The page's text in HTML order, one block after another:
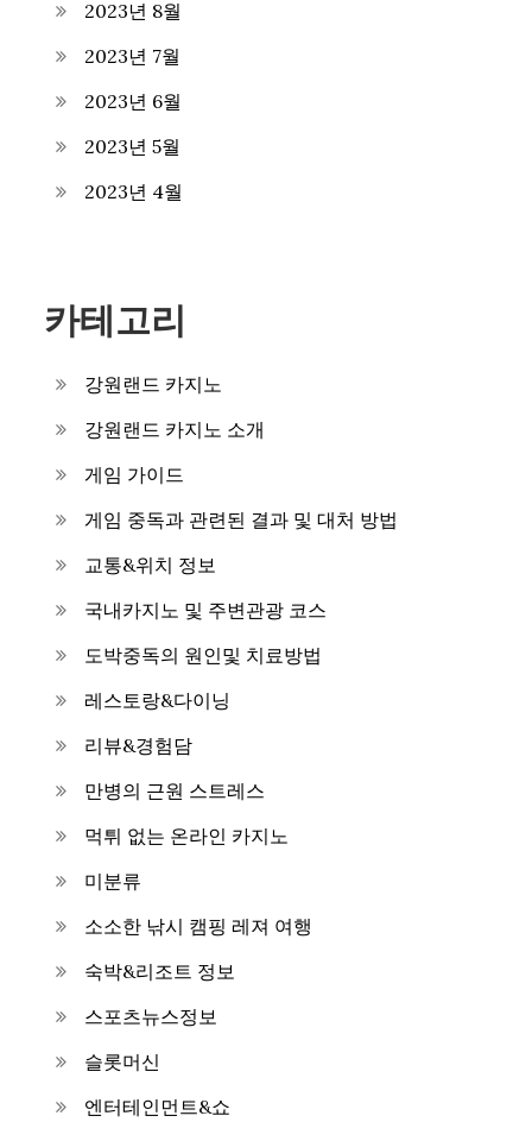
2023년 8월
2023년 7월
2023년 6월
2023년 5월
2023년 4월
카테고리
강원랜드 카지노
강원랜드 카지노 소개
게임 가이드
게임 중독과 관련된 결과 및 대처 방법
교통&위치 정보
국내카지노 및 주변관광 코스
도박중독의 원인및 치료방법
레스토랑&다이닝
리뷰&경험담
만병의 근원 스트레스
먹튀 없는 온라인 카지노
미분류
소소한 낚시 캠핑 레져 여행
숙박&리조트 정보
스포츠뉴스정보
슬롯머신
엔터테인먼트&쇼